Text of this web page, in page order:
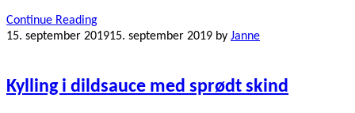
Continue Reading
15. september 201915. september 2019 by Janne
Kylling i dildsauce med sprødt skind